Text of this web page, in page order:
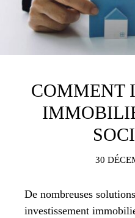
COMMENT
30
De nombreuses
investissement